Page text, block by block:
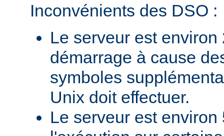
Inconvénients des DSO :
Le serveur est
démarrage à cause
symboles
Unix doit effectuer.
Le serveur est environ